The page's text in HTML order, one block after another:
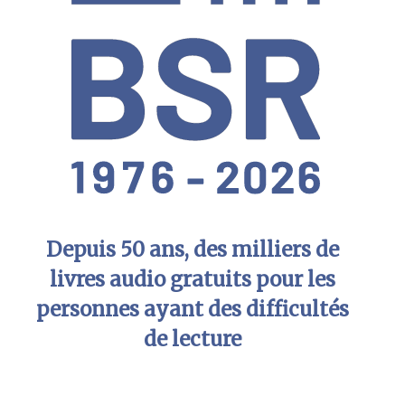
Depuis 50 ans, des milliers de
livres audio gratuits pour les
personnes ayant des difficultés
de lecture